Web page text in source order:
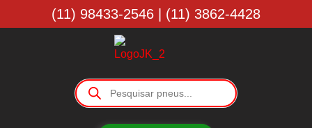
(11) 98433-2546 | (11) 3862-4428